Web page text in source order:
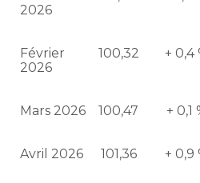
2026
Février
2026
100,32 + 0,4
Mars 2026 100,47 + 0,1
Avril 2026 101,36 + 0,9